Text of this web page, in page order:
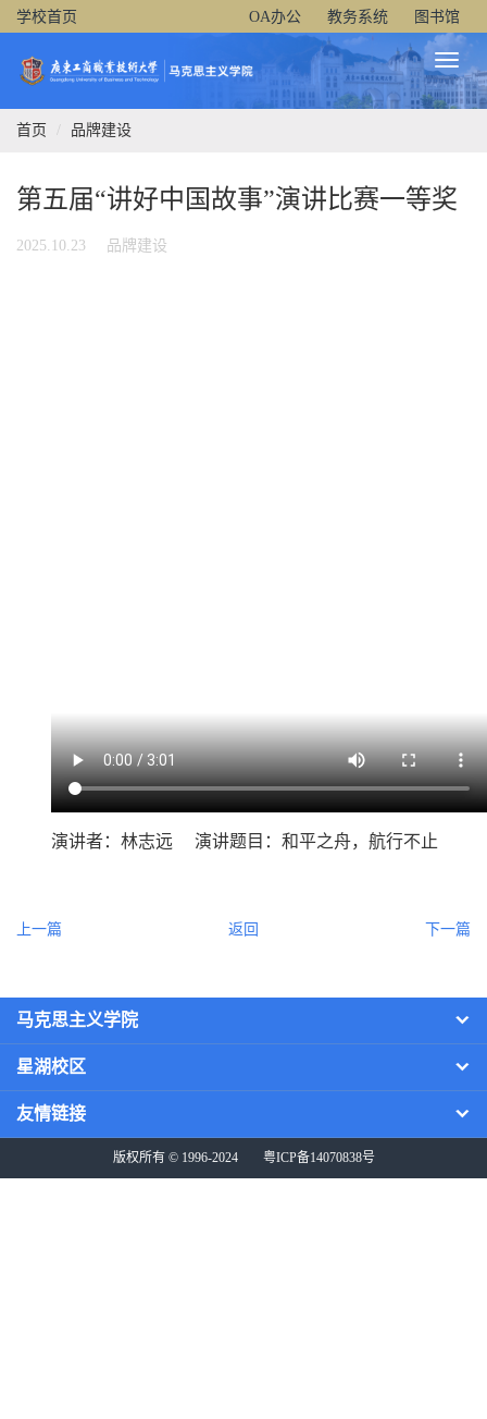
学校首页 OA办公 教务系统 图书馆
Toggle
首页 品牌建设
第五届“讲好中国故事”演讲比赛一等奖
2025.10.23 品牌建设
演讲者：林志远 演讲题目：和平之舟，航行不止
上一篇 返回 下一篇
马克思主义学院
星湖校区
友情链接
版权所有 © 1996-2024 粤ICP备14070838号